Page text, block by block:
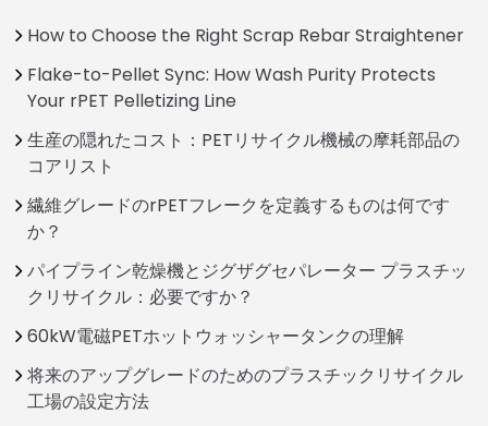
How to Choose the Right Scrap Rebar Straightener
Flake-to-Pellet Sync: How Wash Purity Protects
Your rPET Pelletizing Line
生産の隠れたコスト：PETリサイクル機械の摩耗部品の
コアリスト
繊維グレードのrPETフレークを定義するものは何です
か？
パイプライン乾燥機とジグザグセパレーター プラスチッ
クリサイクル：必要ですか？
60kW電磁PETホットウォッシャータンクの理解
将来のアップグレードのためのプラスチックリサイクル
工場の設定方法